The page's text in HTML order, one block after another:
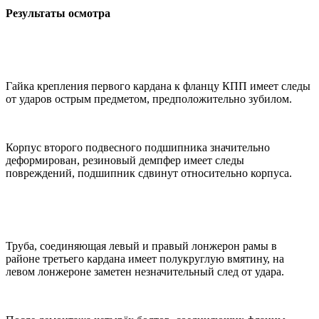
Результаты осмотра
Гайка крепления первого кардана к фланцу КПП имеет следы
от ударов острым предметом, предположительно зубилом.
Корпус второго подвесного подшипника значительно
деформирован, резиновый демпфер имеет следы
повреждений, подшипник сдвинут относительно корпуса.
Труба, соединяющая левый и правый лонжерон рамы в
районе третьего кардана имеет полукруглую вмятину, на
левом лонжероне заметен незначительный след от удара.